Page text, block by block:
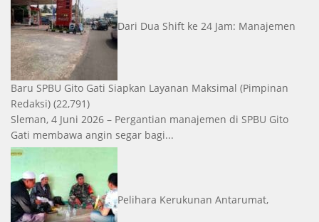
Dari Dua Shift ke 24 Jam: Manajemen
Baru SPBU Gito Gati Siapkan Layanan Maksimal (Pimpinan
Redaksi) (22,791)
Sleman, 4 Juni 2026 – Pergantian manajemen di SPBU Gito
Gati membawa angin segar bagi...
Pelihara Kerukunan Antarumat,